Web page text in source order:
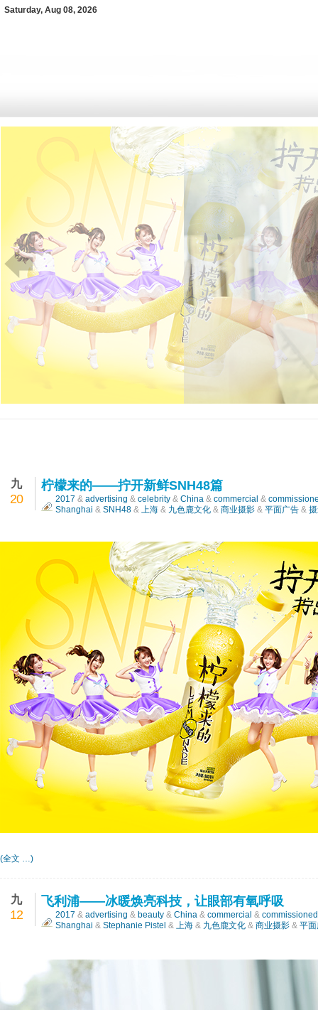
Saturday, Aug 08, 2026
飞利浦——冰暖焕亮科技，让眼部有氧呼吸
九
20
柠檬来的——拧开新鲜SNH48篇
2017 & advertising & celebrity & China & commercial &
Shanghai & SNH48 & 上海 & 九色鹿文化 & 商业摄影 & 平面广告 &
(全文 …)
九
12
飞利浦——冰暖焕亮科技，让眼部有氧呼吸
2017 & advertising & beauty & China & commercial & commissioned
Shanghai & Stephanie Pistel & 上海 & 九色鹿文化 & 商业摄影 & 平